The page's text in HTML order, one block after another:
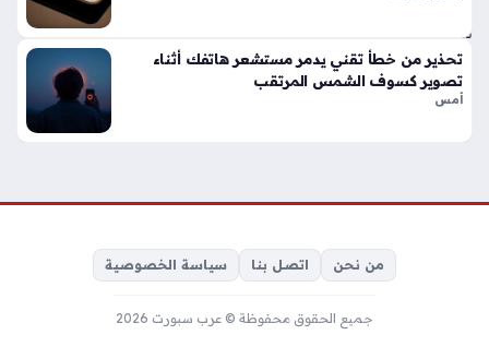
يك
و
مد
ريد
منذ
سا
منذ
4
سا
مي
تحذير من خطأ تقني يدمر مستشعر هاتفك أثناء
تصوير كسوف الشمس المرتقب
أمس
من نحن اتصل بنا سياسة الخصوصية
جميع الحقوق محفوظة © عرب سبورت 2026